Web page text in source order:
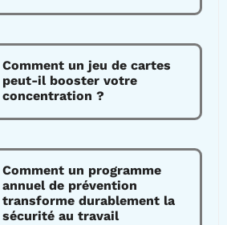
Comment un jeu de cartes
peut-il booster votre
concentration ?
Comment un programme
annuel de prévention
transforme durablement la
sécurité au travail